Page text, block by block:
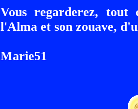
Vous regarderez,
l'Alma et son zouave,
Marie51